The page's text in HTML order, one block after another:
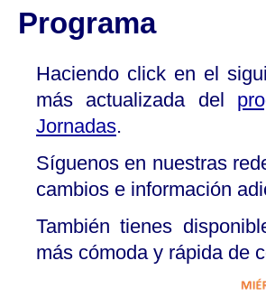
Programa
Haciendo click en el
más actualizada del
Jornadas.
Síguenos en nuestras
cambios e información
También tienes
más cómoda y rápida de